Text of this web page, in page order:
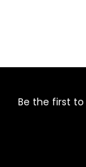
Be the first